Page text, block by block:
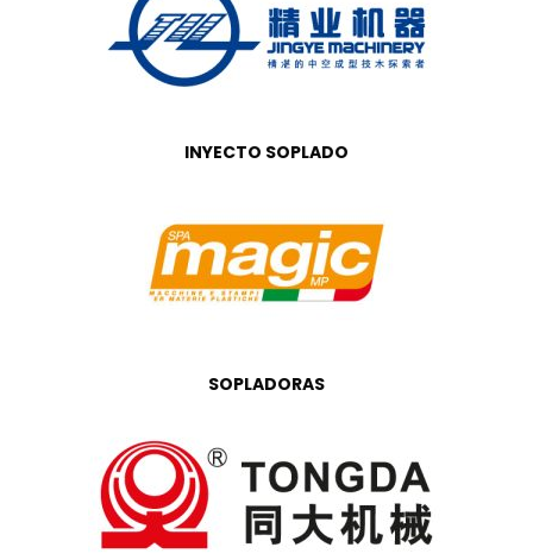
INYECTO SOPLADO
SOPLADORAS